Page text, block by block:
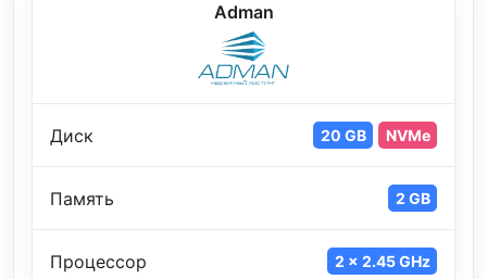
Adman
Диск 20 GB NVMe
Память 2 GB
Процессор 2 x 2.45 GHz